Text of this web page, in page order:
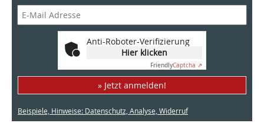
Anti-Roboter-Verifizierung
Hier klicken
FriendlyCaptcha ⇗
» Jetzt anmelden!
Beispiele, Hinweise: Datenschutz, Analyse, Widerruf